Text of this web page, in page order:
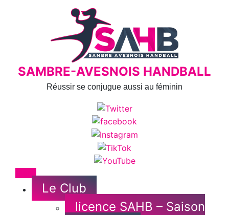
SAMBRE-AVESNOIS HANDBALL
Réussir se conjugue aussi au féminin
Menu
Le Club
licence SAHB – Saison